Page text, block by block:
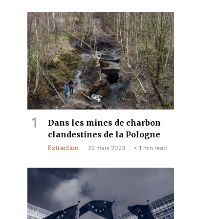
Dans les mines de charbon
clandestines de la Pologne
Extraction 22 mars 2023 < 1 min read